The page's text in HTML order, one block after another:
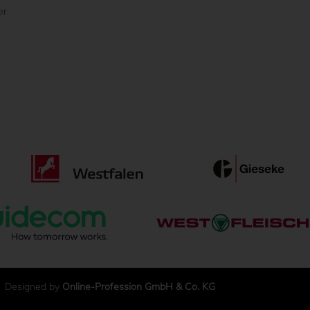
Designed by Online-Profession GmbH & Co. KG